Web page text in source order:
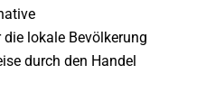
lokale Bevölkerung
durch den Handel